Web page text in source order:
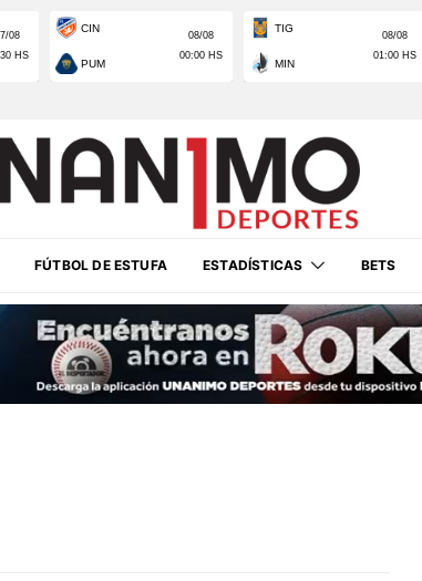
FÚTBOL DE ESTUFA ESTADÍSTICAS BETS